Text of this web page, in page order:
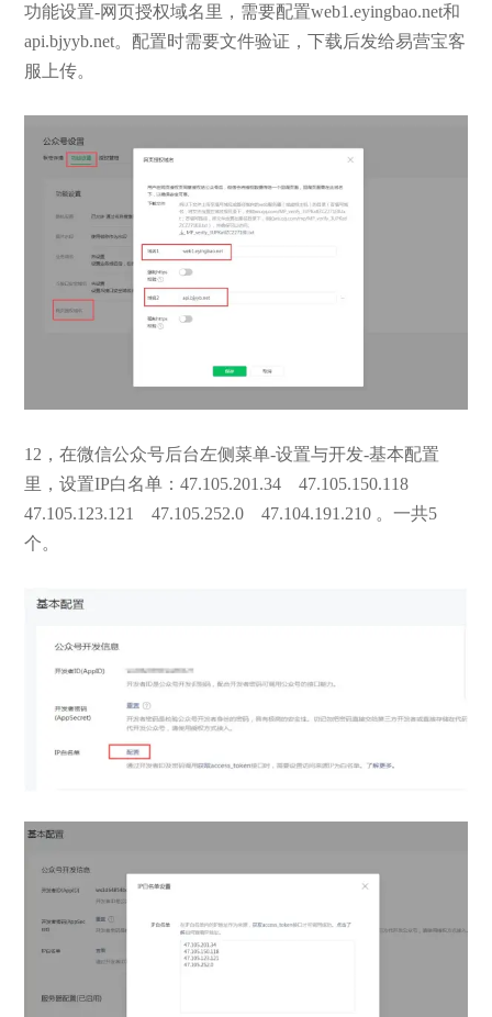
功能设置-网页授权域名里，需要配置web1.eyingbao.net和
api.bjyyb.net。配置时需要文件验证，下载后发给易营宝客
服上传。
12，在微信公众号后台左侧菜单-设置与开发-基本配置
里，设置IP白名单：47.105.201.34 47.105.150.118
47.105.123.121 47.105.252.0 47.104.191.210 。一共5
个。